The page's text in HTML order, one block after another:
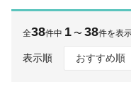
全38件中 1 〜 38件を表
表示順